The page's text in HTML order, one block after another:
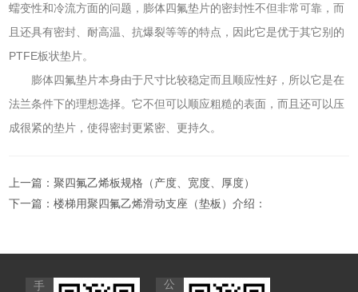
蠕变性和冷流方面的问题，膨体四氟垫片的密封性不但非常可靠，而
且还具有密封、耐高温、抗爆裂等等的特点，因此它是优于其它别的
PTFE板状垫片。
膨体四氟垫片本身由于尺寸比较稳定而且顺应性好，所以它是在
法兰条件下的理想选择。它不但可以顺应粗糙的表面，而且还可以压
成很紧的垫片，使得密封更紧密、更持久。
上一篇：聚四氟乙烯板规格（产度、宽度、厚度）
下一篇：楼梯用聚四氟乙烯滑动支座（垫板）介绍：
手
公